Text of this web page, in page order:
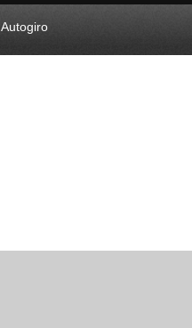
Autogiro